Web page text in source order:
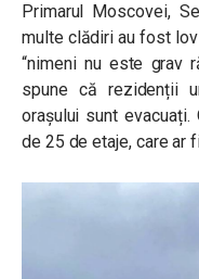
Primarul Moscovei,
multe clădiri au fost
“nimeni nu este grav
spune că rezidenții
orașului sunt
de 25 de etaje, care ar